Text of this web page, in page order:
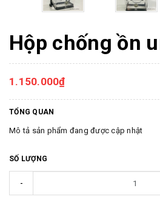
Hộp chống ồn
1.150.000₫
TỔNG QUAN
Mô tả sản phẩm đang được cập nhật
SỐ LƯỢNG
-